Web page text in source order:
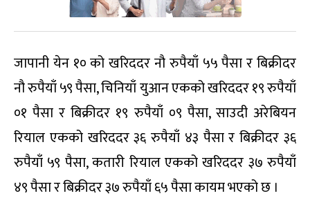
जापानी येन १० को खरिददर नौ रुपैयाँ ५५ पैसा र बिक्रीदर
नौ रुपैयाँ ५९ पैसा, चिनियाँ युआन एकको खरिददर १९ रुपैयाँ
०१ पैसा र बिक्रीदर १९ रुपैयाँ ०९ पैसा, साउदी अरेबियन
रियाल एकको खरिददर ३६ रुपैयाँ ४३ पैसा र बिक्रीदर ३६
रुपैयाँ ५९ पैसा, कतारी रियाल एकको खरिददर ३७ रुपैयाँ
४९ पैसा र बिक्रीदर ३७ रुपैयाँ ६५ पैसा कायम भएको छ ।